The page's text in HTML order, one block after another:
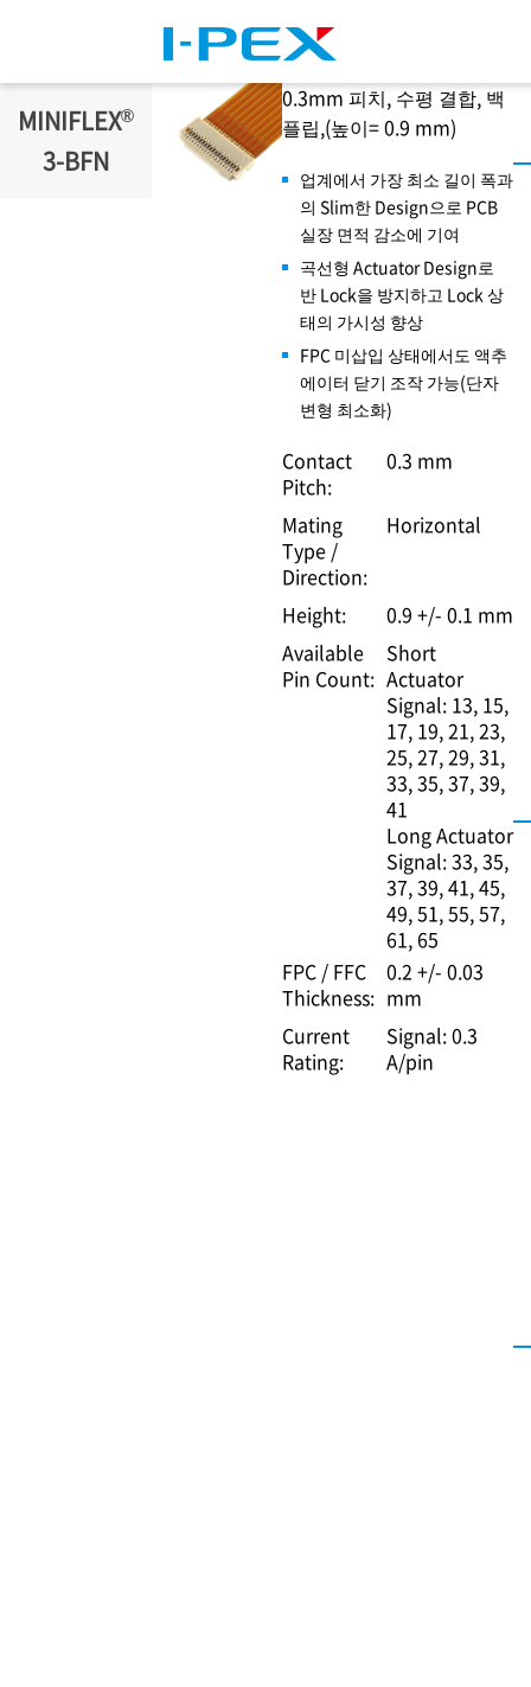
MINIFLEX®
3-BFN
0.3mm 피치, 수평 결합, 백
플립,(높이= 0.9 mm)
업계에서 가장 최소 길이 폭과
의 Slim한 Design으로 PCB
실장 면적 감소에 기여
곡선형 Actuator Design로
반 Lock을 방지하고 Lock 상
태의 가시성 향상
FPC 미삽입 상태에서도 액추
에이터 닫기 조작 가능(단자
변형 최소화)
Contact
Pitch:
0.3 mm
Mating
Type /
Direction:
Horizontal
Height:
0.9 +/- 0.1 mm
Available
Pin Count:
Short
Actuator
Signal: 13, 15,
17, 19, 21, 23,
25, 27, 29, 31,
33, 35, 37, 39,
41
Long Actuator
Signal: 33, 35,
37, 39, 41, 45,
49, 51, 55, 57,
61, 65
FPC / FFC
Thickness:
0.2 +/- 0.03
mm
Current
Rating:
Signal: 0.3
A/pin